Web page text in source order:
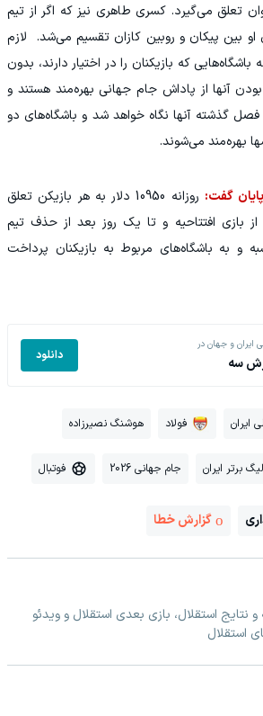
تعلق می‌گیرد. کسری طاهری نیز که اگر از تیم
بین پیکان و روبین کازان تقسیم می‌شد. لازم
که بازیکنان را در اختیار دارند، بدون
آنها از پاداش جام جهانی بهره‌مند هستند و
گذشته آنها نگاه خواهد شد و باشگاه‌های دو
بهره‌مند می‌شوند.
گفت:
روزانه 10950 دلار به هر بازیکن تعلق
بازی افتتاحیه و تا یک روز بعد از حذف تیم
و به باشگاه‌های مربوط به بازیکنان پرداخت
ایران و جهان در
سه دانلود
ایران فولاد هوشنگ نصیرزاده
لیگ برتر ایران جام جهانی 2026 فوتبال
گزارش خطا
نتایج استقلال، بازی بعدی استقلال و ویدئو
استقلال